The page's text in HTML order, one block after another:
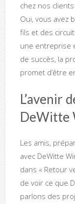
chez nos
Oui, vous avez
fils et des
une entreprise
de succès, la
promet d’être
L’avenir
DeWitte
Les amis,
avec DeWitte
dans « Retour
de voir ce que
parlons des